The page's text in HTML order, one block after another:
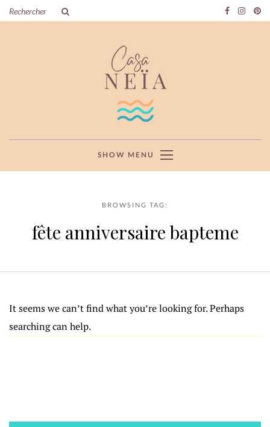
SHOW MENU
BROWSING TAG:
fête anniversaire bapteme
It seems we can’t find what you’re looking for. Perhaps
searching can help.